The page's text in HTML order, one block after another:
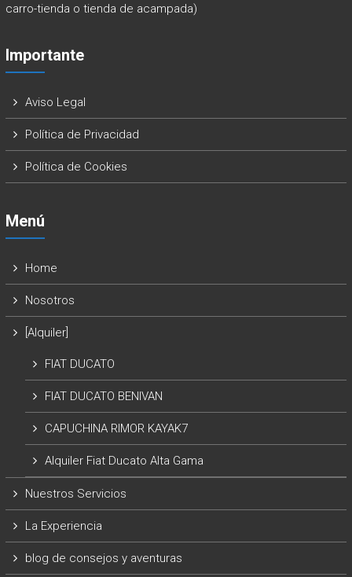
carro-tienda o tienda de acampada)
Importante
Aviso Legal
Política de Privacidad
Política de Cookies
Menú
Home
Nosotros
[Alquiler]
FIAT DUCATO
FIAT DUCATO BENIVAN
CAPUCHINA RIMOR KAYAK7
Alquiler Fiat Ducato Alta Gama
Nuestros Servicios
La Experiencia
blog de consejos y aventuras